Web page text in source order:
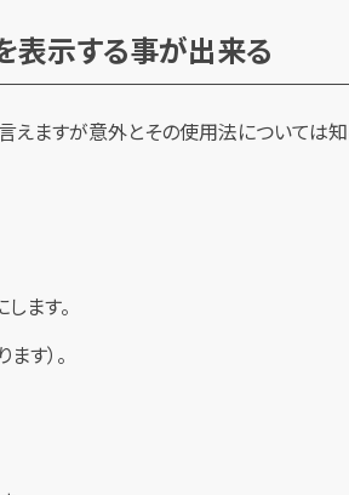
表示する事が出来る
ますが意外とその使用法については
ます。
す）。